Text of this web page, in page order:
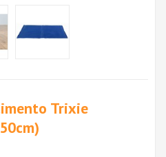
Trixie